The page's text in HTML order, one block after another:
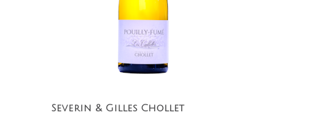
Severin & Gilles Chollet